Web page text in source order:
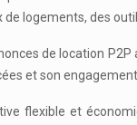
logements, des
de location
et son
flexible et